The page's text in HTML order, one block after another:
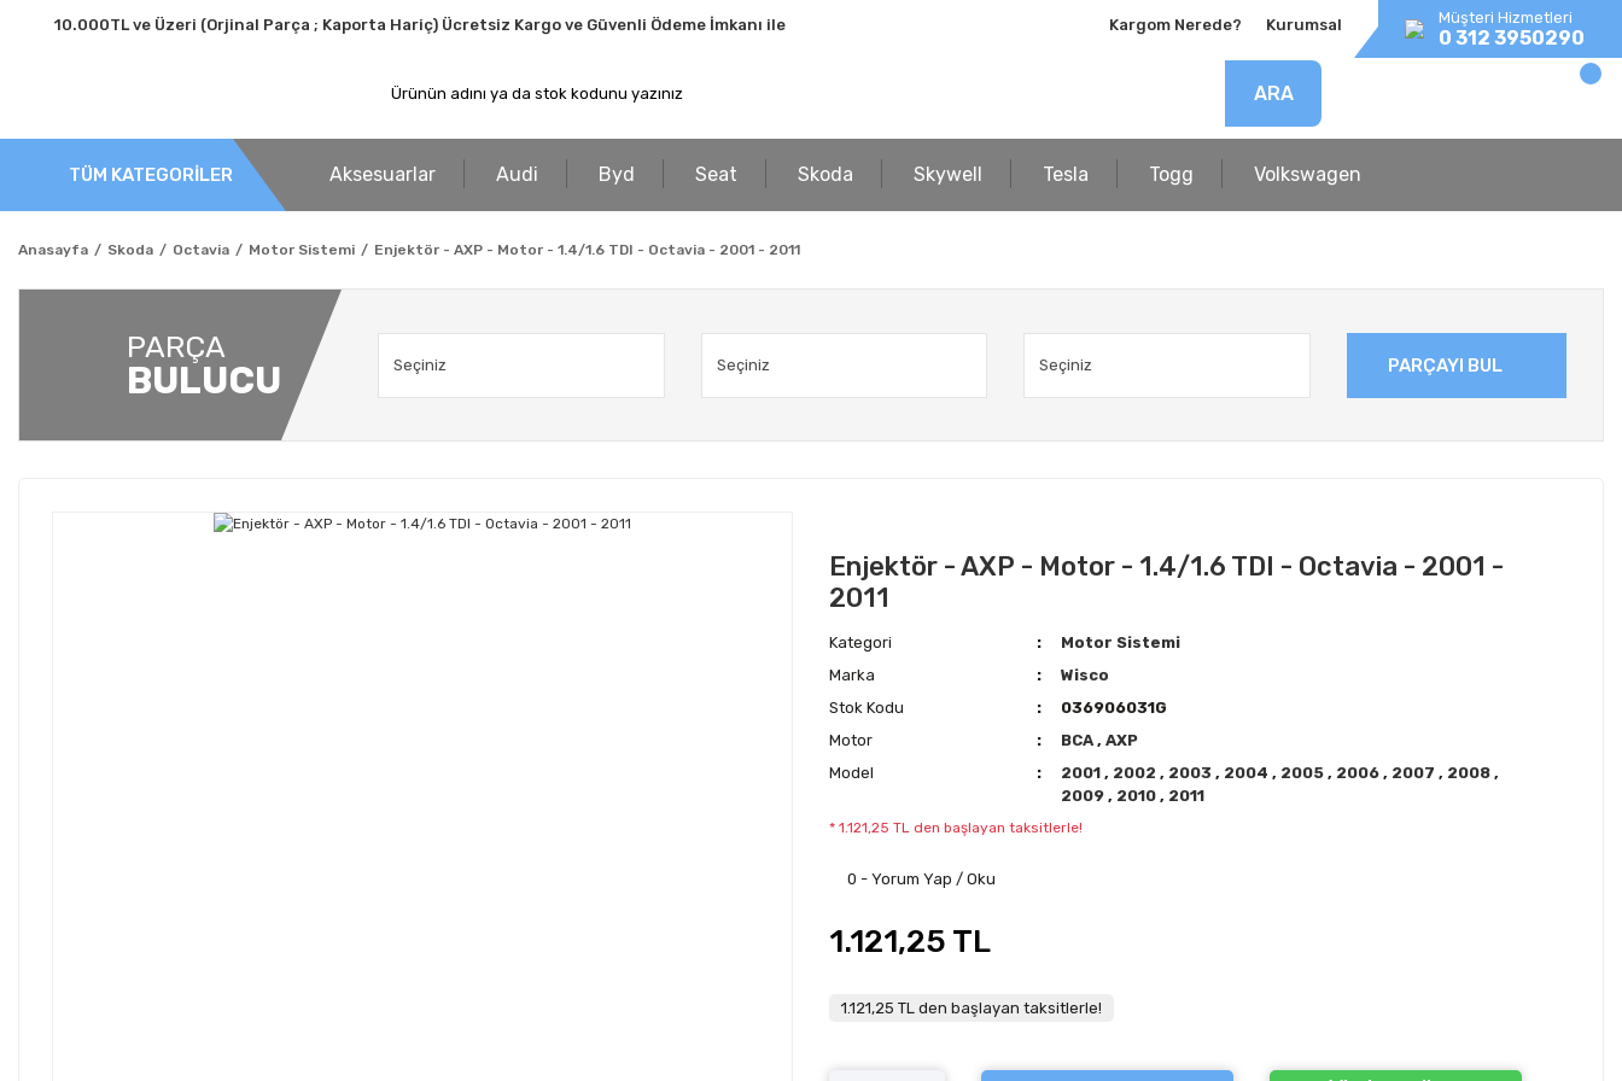
10.000TL ve Üzeri (Orjinal Parça ; Kaporta Hariç) Ücretsiz Kargo ve Güvenli Ödeme İmkanı ile Kargom Nerede? Kurumsal Müşteri Hizmetleri
0 312 3950290
ARA
TÜM KATEGORİLER Aksesuarlar Audi Byd Seat Skoda Skywell Tesla Togg Volkswagen
Anasayfa Skoda Octavia Motor Sistemi Enjektör - AXP - Motor - 1.4/1.6 TDI - Octavia - 2001 - 2011
PARÇA
BULUCU PARÇAYI BUL
Enjektör - AXP - Motor - 1.4/1.6 TDI - Octavia - 2001 -
2011
Kategori
Motor Sistemi
Marka
Wisco
Stok Kodu
036906031G
Motor
BCA,AXP
Model
2001, 2002, 2003, 2004, 2005, 2006, 2007, 2008,
2009, 2010, 2011
* 1.121,25 TL den başlayan taksitlerle!
0 - Yorum Yap / Oku
1.121,25 TL
1.121,25 TL den başlayan taksitlerle!